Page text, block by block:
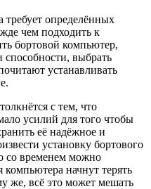
требует определённых
чем подходить к
бортовой компьютер,
выбрать
устанавливать
с тем, что
усилий для того чтобы
её надёжное и
установку бортового
со временем можно
компьютера начнут терять
же, всё это может мешать